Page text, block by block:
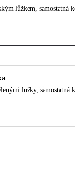
lůžkem, samostatná
lůžky, samostatná